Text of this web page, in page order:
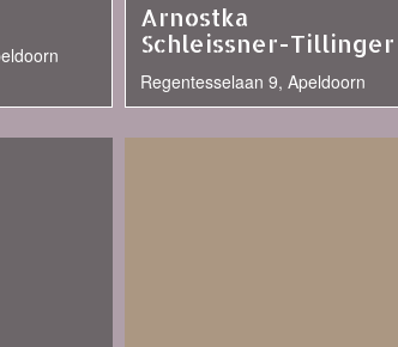
Arnostka
Schleissner-Tillinger
Regentesselaan 9, Apeldoorn